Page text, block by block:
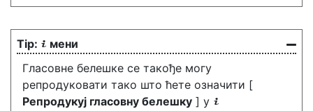
i мени
Гласовне белешке се такође могу
репродуковати тако што ћете означити [
Репродукуј гласовну белешку ] у i